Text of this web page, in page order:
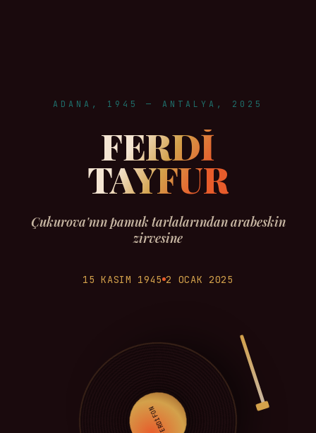
ADANA, 1945 — ANTALYA, 2025
FERDİ
TAYFUR
Çukurova'nın pamuk tarlalarından arabeskin
zirvesine
15 KASIM 1945 2 OCAK 2025